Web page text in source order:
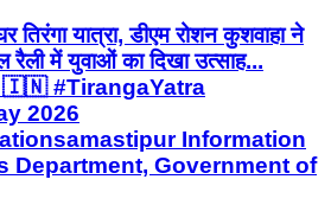
तिरंगा यात्रा, डीएम रोशन कुशवाहा ने
रैली में युवाओं का दिखा उत्साह...
🇮🇳 #TirangaYatra
2026
Information
Department, Government of